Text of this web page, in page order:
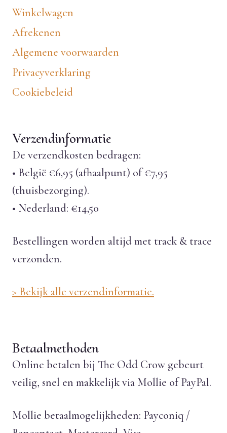
Winkelwagen
Afrekenen
Algemene voorwaarden
Privacyverklaring
Cookiebeleid
Verzendinformatie
De verzendkosten bedragen:
• België €6,95 (afhaalpunt) of €7,95
(thuisbezorging).
• Nederland: €14,50
Bestellingen worden altijd met track & trace
verzonden.
> Bekijk alle verzendinformatie.
Betaalmethoden
Online betalen bij The Odd Crow gebeurt
veilig, snel en makkelijk via Mollie of PayPal.
Mollie betaalmogelijkheden: Payconiq /